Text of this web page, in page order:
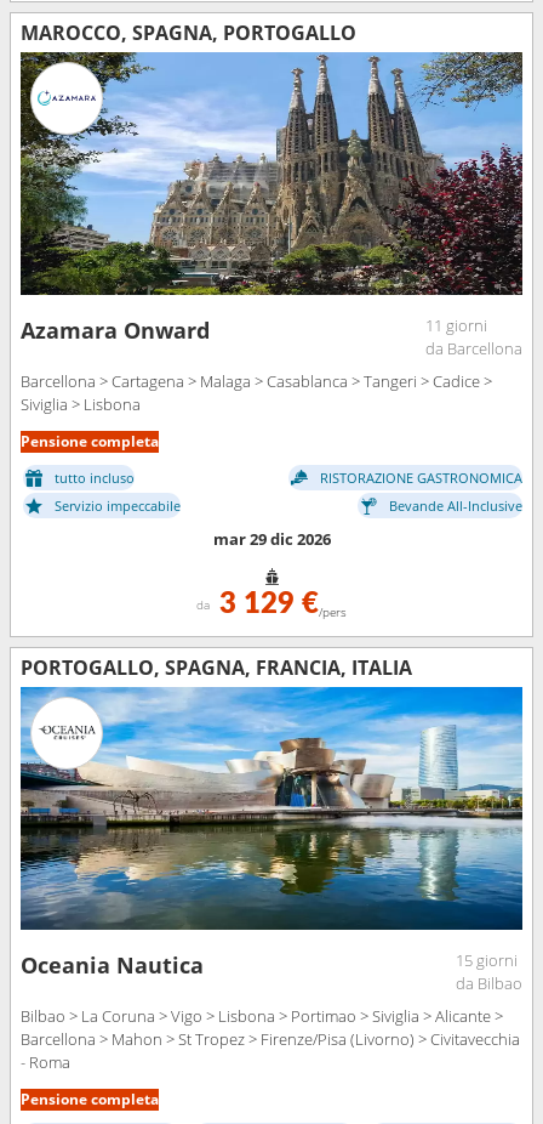
MAROCCO, SPAGNA, PORTOGALLO
Azamara Onward
11 giorni
da Barcellona
Barcellona > Cartagena > Malaga > Casablanca > Tangeri > Cadice >
Siviglia > Lisbona
Pensione completa
tutto incluso
RISTORAZIONE GASTRONOMICA
Servizio impeccabile
Bevande All-Inclusive
mar 29 dic 2026
da 3 129 €/pers
PORTOGALLO, SPAGNA, FRANCIA, ITALIA
Oceania Nautica
15 giorni
da Bilbao
Bilbao > La Coruna > Vigo > Lisbona > Portimao > Siviglia > Alicante >
Barcellona > Mahon > St Tropez > Firenze/Pisa (Livorno) > Civitavecchia
- Roma
Pensione completa